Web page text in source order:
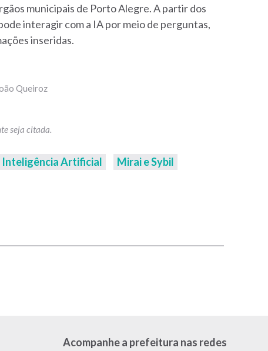
municipais de Porto Alegre. A partir dos
interagir com a IA por meio de perguntas,
inseridas.
Queiroz
Inteligência Artificial
Mirai e Sybil
Acompanhe a prefeitura nas redes